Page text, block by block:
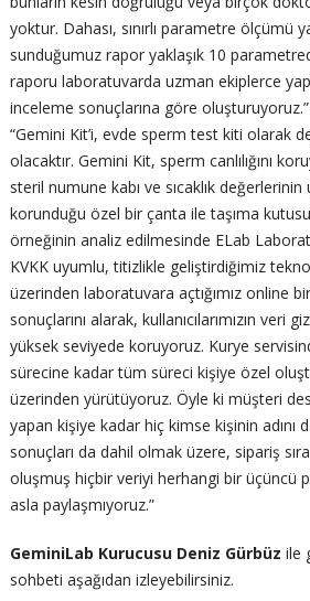
yoktur. Dahası, sınırlı parametre ölçümü
sunduğumuz rapor yaklaşık 10
raporu laboratuvarda uzman ekiplerce
inceleme sonuçlarına göre
“Gemini Kit’i, evde sperm test kiti olarak
olacaktır. Gemini Kit, sperm canlılığını
steril numune kabı ve sıcaklık değerlerinin
korunduğu özel bir çanta ile taşıma
örneğinin analiz edilmesinde ELab
KVKK uyumlu, titizlikle geliştirdiğimiz
üzerinden laboratuvara açtığımız online
sonuçlarını alarak, kullanıcılarımızın veri
yüksek seviyede koruyoruz. Kurye
sürecine kadar tüm süreci kişiye özel
üzerinden yürütüyoruz. Öyle ki müşteri
yapan kişiye kadar hiç kimse kişinin adını
sonuçları da dahil olmak üzere, sipariş
oluşmuş hiçbir veriyi herhangi bir üçüncü
asla paylaşmıyoruz.”
GeminiLab Kurucusu Deniz Gürbüz ile
sohbeti aşağıdan izleyebilirsiniz.